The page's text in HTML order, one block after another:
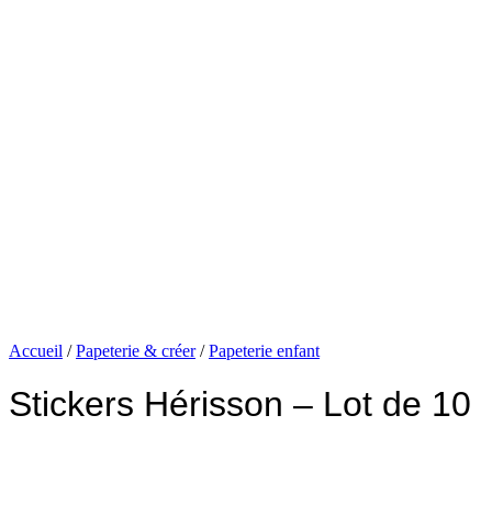
Accueil / Papeterie & créer / Papeterie enfant
Stickers Hérisson – Lot de 10